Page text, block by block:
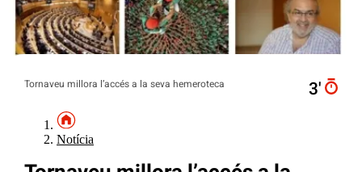
Tornaveu millora l’accés a la seva hemeroteca 3′
Notícia